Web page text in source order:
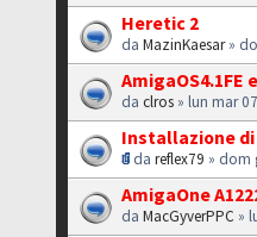
Heretic 2
daMazinKaesar»
AmigaOS4.1FE
daclros » lun mar
Installazione di
dareflex79 » dom
AmigaOne
daMacGyverPPC »